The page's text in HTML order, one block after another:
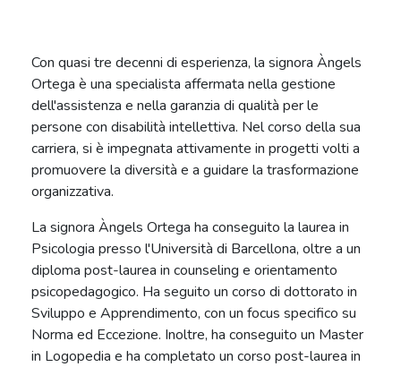
Con quasi tre decenni di esperienza, la signora Àngels
Ortega è una specialista affermata nella gestione
dell'assistenza e nella garanzia di qualità per le
persone con disabilità intellettiva. Nel corso della sua
carriera, si è impegnata attivamente in progetti volti a
promuovere la diversità e a guidare la trasformazione
organizzativa.
La signora Àngels Ortega ha conseguito la laurea in
Psicologia presso l'Università di Barcellona, oltre a un
diploma post-laurea in counseling e orientamento
psicopedagogico. Ha seguito un corso di dottorato in
Sviluppo e Apprendimento, con un focus specifico su
Norma ed Eccezione. Inoltre, ha conseguito un Master
in Logopedia e ha completato un corso post-laurea in